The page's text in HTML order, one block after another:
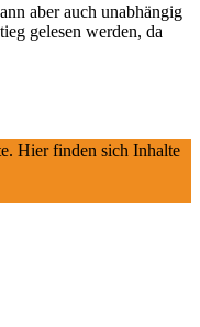
aber auch unabhängig
gelesen werden, da
Hier finden sich Inhalte